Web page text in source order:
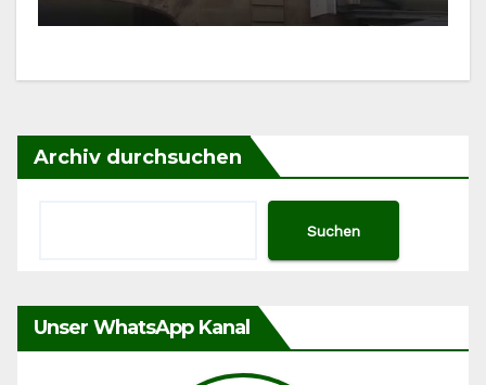
Archiv durchsuchen
Suchen
Unser WhatsApp Kanal